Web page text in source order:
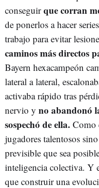
conseguirque corran
de ponerlos a hacer
trabajo para evitar
caminos más directos
Bayern hexacampeón
lateral a lateral,
activaba rápido tras
nervio y no abandonó
sospechó de ella. Como
jugadores talentosos
previsible que sea
inteligencia colectiva. Y
que construir una